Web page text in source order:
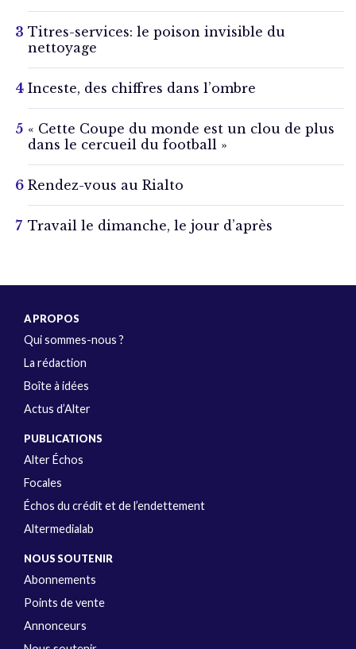
Titres-services: le poison invisible du
nettoyage
Inceste, des chiffres dans l’ombre
« Cette Coupe du monde est un clou de plus
dans le cercueil du football »
Rendez-vous au Rialto
Travail le dimanche, le jour d’après
A PROPOS
Qui sommes-nous ?
La rédaction
Boîte à idées
Actus d’Alter
PUBLICATIONS
Alter Échos
Focales
Échos du crédit et de l’endettement
Altermedialab
NOUS SOUTENIR
Abonnements
Points de vente
Annonceurs